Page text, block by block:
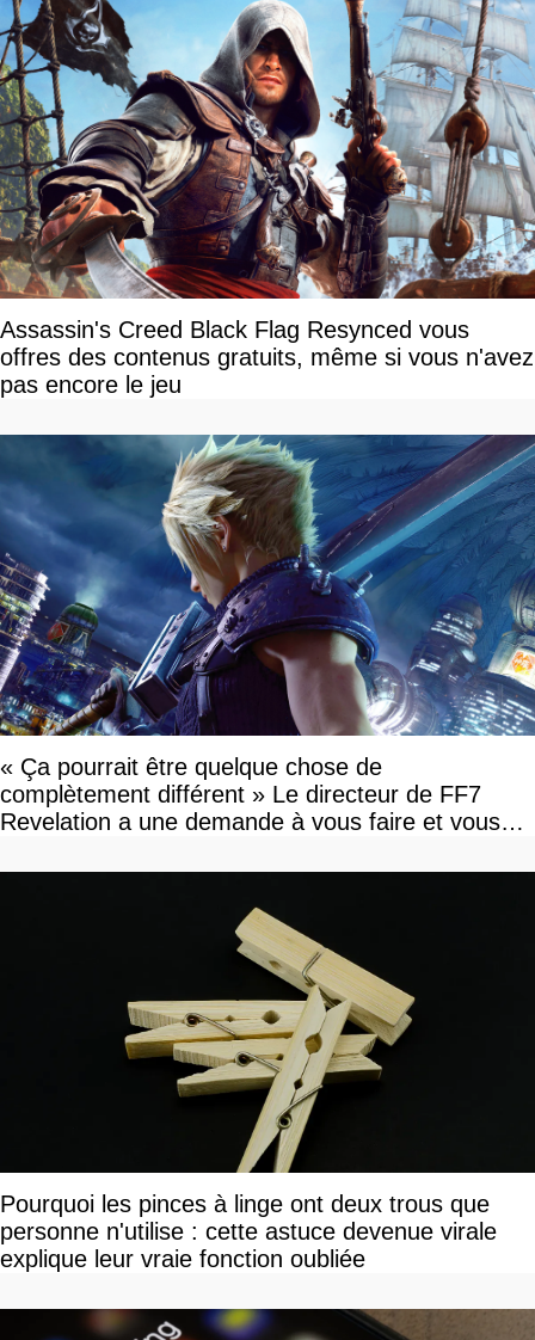
Assassin's Creed Black Flag Resynced vous
offres des contenus gratuits, même si vous n'avez
pas encore le jeu
« Ça pourrait être quelque chose de
complètement différent » Le directeur de FF7
Revelation a une demande à vous faire et vous
Pourquoi les pinces à linge ont deux trous que
personne n'utilise : cette astuce devenue virale
explique leur vraie fonction oubliée